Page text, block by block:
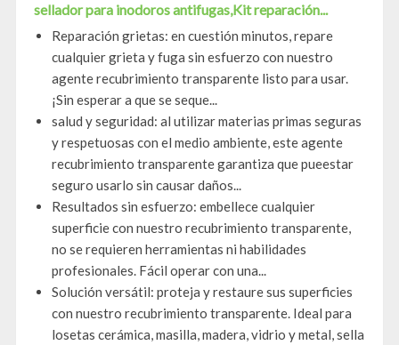
sellador para inodoros antifugas,Kit reparación...
Reparación grietas: en cuestión minutos, repare
cualquier grieta y fuga sin esfuerzo con nuestro
agente recubrimiento transparente listo para usar.
¡Sin esperar a que se seque...
salud y seguridad: al utilizar materias primas seguras
y respetuosas con el medio ambiente, este agente
recubrimiento transparente garantiza que pueestar
seguro usarlo sin causar daños...
Resultados sin esfuerzo: embellece cualquier
superficie con nuestro recubrimiento transparente,
no se requieren herramientas ni habilidades
profesionales. Fácil operar con una...
Solución versátil: proteja y restaure sus superficies
con nuestro recubrimiento transparente. Ideal para
losetas cerámica, masilla, madera, vidrio y metal, sella